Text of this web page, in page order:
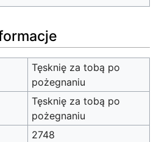
Tęsknię za tobą po
pożegnaniu
Tęsknię za tobą po
pożegnaniu
2748